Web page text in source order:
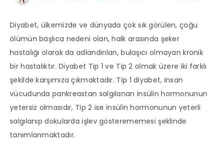
Diyabet, ülkemizde ve dünyada çok sık görülen, çoğu
ölümün başlıca nedeni olan, halk arasında şeker
hastalığı olarak da adlandırılan, bulaşıcı olmayan kronik
bir hastalıktır. Diyabet Tip 1 ve Tip 2 olmak üzere iki farklı
şekilde karşımıza çıkmaktadır. Tip 1 diyabet, insan
vücudunda pankreastan salgılanan insülin hormonunun
yetersiz olmasıdır, Tip 2 ise insülin hormonunun yeterli
salgılanıp dokularda işlev gösterememesi şeklinde
tanımlanmaktadır.